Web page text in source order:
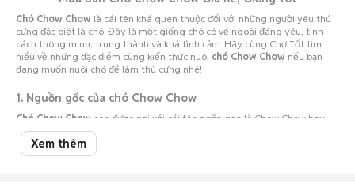
Chó Chow Chow là cái tên khá quen thuộc đối với những người yêu thú
cưng đặc biệt là chó. Đây là một giống chó có vẻ ngoài đáng yêu, tính
cách thông minh, trung thành và khá tình cảm. Hãy cùng Chợ Tốt tìm
hiểu về những đặc điểm cùng kiến thức nuôi chó Chow Chow nếu bạn
đang muốn nuôi chó để làm thú cưng nhé!
1. Nguồn gốc của chó Chow Chow
Chó Chow Chow còn được gọi với cái tên ngắn gọn là Chow Chow hay
Chow có ý nghĩa là giống chó quý vùng Viễn Đông.
Giống chó cảnh này có nguồn gốc từ cao nguyên Tây Tạng thời nhà
Đường ở Trung Quốc. Thời xưa người ta tin rằng Chow Chow là con vật
Xem thêm